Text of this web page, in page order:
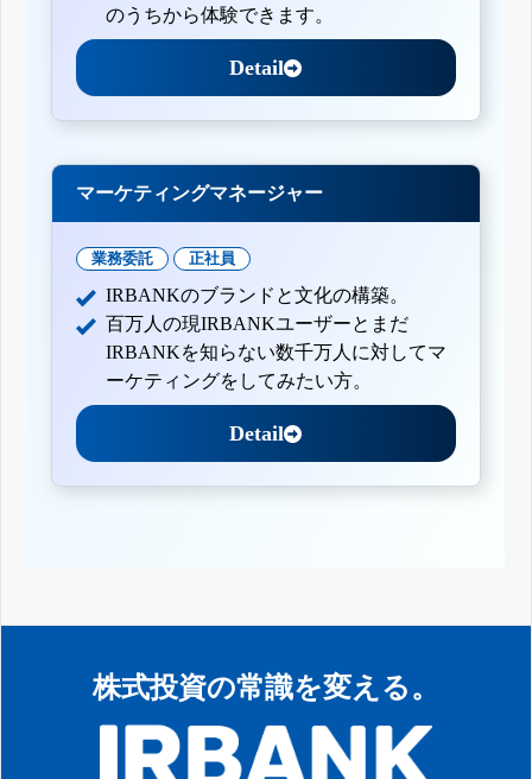
のうちから体験できます。
Detail
マーケティングマネージャー
業務委託 正社員
IRBANKのブランドと文化の構築。
百万人の現IRBANKユーザーとまだ
IRBANKを知らない数千万人に対してマ
ーケティングをしてみたい方。
Detail
株式投資の常識を変える。